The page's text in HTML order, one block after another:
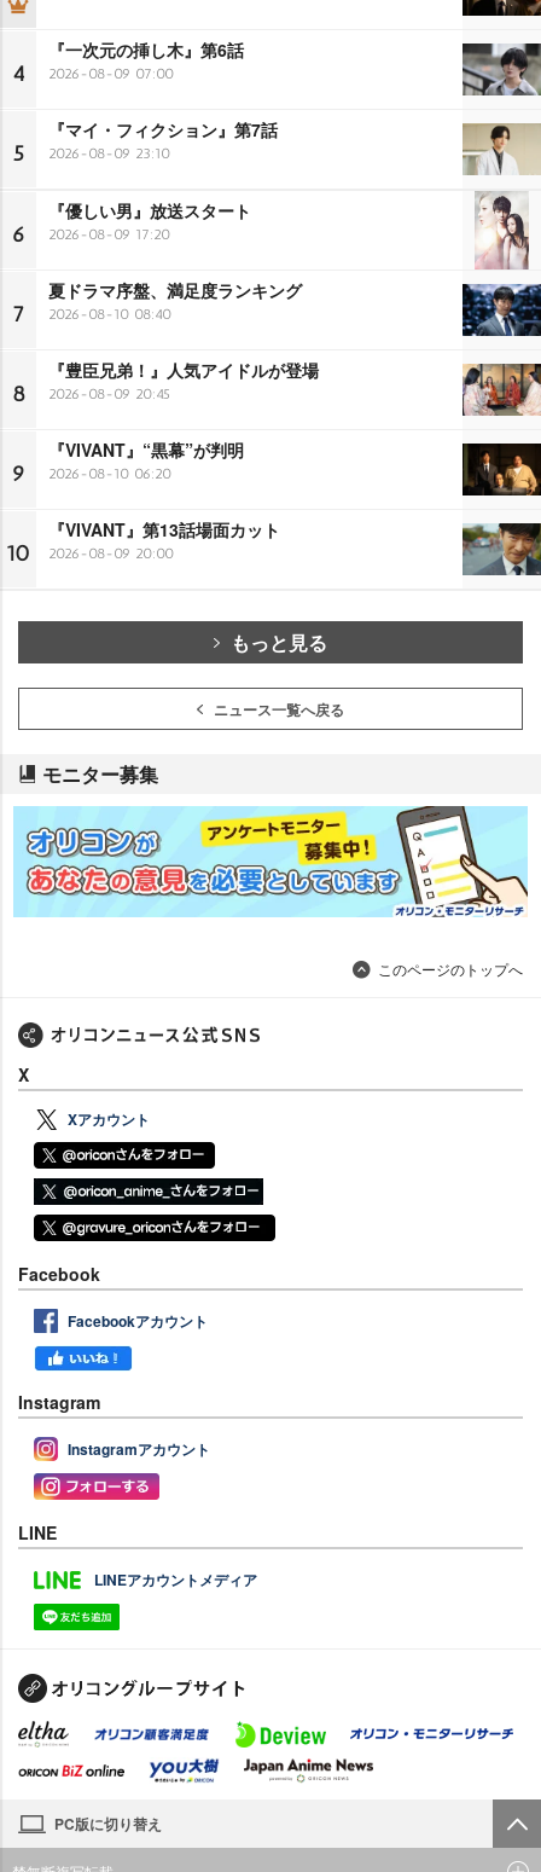
4
『一次元の挿し木』第6話
2026-08-09 07:00
5
『マイ・フィクション』第7話
2026-08-09 23:10
6
『優しい男』放送スタート
2026-08-09 17:20
7
夏ドラマ序盤、満足度ランキング
2026-08-10 08:40
8
『豊臣兄弟！』人気アイドルが登場
2026-08-09 20:45
9
『VIVANT』“黒幕”が判明
2026-08-10 06:20
10
『VIVANT』第13話場面カット
2026-08-09 20:00
もっと見る
ニュース一覧へ戻る
モニター募集
このページのトップへ
X
Xアカウント
Facebook
Facebookアカウント
Instagram
Instagramアカウント
LINE
LINEアカウントメディア
PC版に切り替え